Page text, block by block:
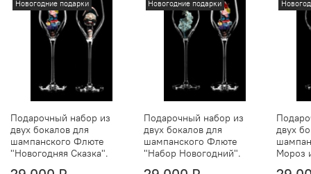
Новогодние подарки
Подарочный набор из
двух бокалов для
шампанского Флюте
"Новогодняя Сказка".
Новогодние подарки
Подарочный набор из
двух бокалов для
шампанского Флюте
"Набор Новогодний".
двух
Мороз